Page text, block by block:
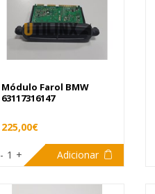
Módulo Farol BMW
63117316147
225,00€
- 1 + Adicionar